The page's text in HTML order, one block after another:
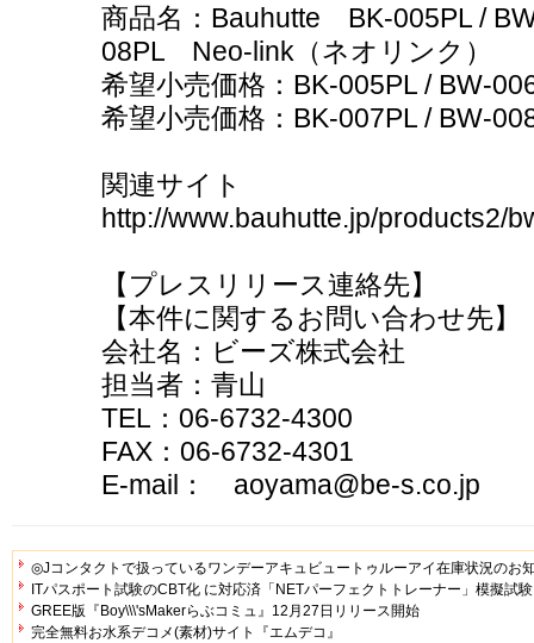
商品名：Bauhutte BK-005PL /
08PL Neo-link（ネオリンク）
希望小売価格：BK-005PL / BW-
希望小売価格：BK-007PL / BW-
関連サイト
http://www.bauhutte.jp/products2/
【プレスリリース連絡先】
【本件に関するお問い合わせ先】
会社名：ビーズ株式会社
担当者：青山
TEL：06-6732-4300
FAX：06-6732-4301
E-mail： aoyama@be-s.co.jp
◎Jコンタクトで扱っているワンデーアキュビュートゥルーアイ在庫状況のお
ITパスポート試験のCBT化 に対応済「NETパーフェクトトレーナー」模擬試
GREE版『Boy\\\'sMakerらぶコミュ』12月27日リリース開始
完全無料お水系デコメ(素材)サイト『エムデコ』